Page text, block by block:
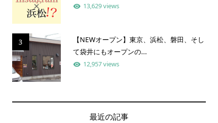
13,629 views
3
【NEWオープン】東京、浜松、磐田、そし
て袋井にもオープンの...
12,957 views
最近の記事